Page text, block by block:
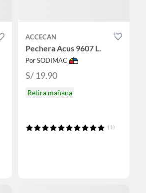
ACCECAN
Pechera Acus 9607 L.
Por SODIMAC
S/ 19.90
Retira mañana
(1)